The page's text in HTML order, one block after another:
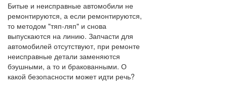
Битые и неисправные автомобили не
ремонтируются, а если ремонтируются,
то методом "тяп-ляп" и снова
выпускаются на линию. Запчасти для
автомобилей отсутствуют, при ремонте
неисправные детали заменяются
бэушными, а то и бракованными. О
какой безопасности может идти речь?